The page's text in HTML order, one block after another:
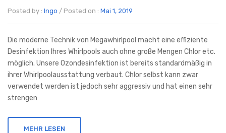
Posted by : Ingo / Posted on : Mai 1, 2019
Die moderne Technik von Megawhirlpool macht eine effiziente
Desinfektion Ihres Whirlpools auch ohne große Mengen Chlor etc.
möglich. Unsere Ozondesinfektion ist bereits standardmäßig in
ihrer Whirlpoolausstattung verbaut. Chlor selbst kann zwar
verwendet werden ist jedoch sehr aggressiv und hat einen sehr
strengen
MEHR LESEN